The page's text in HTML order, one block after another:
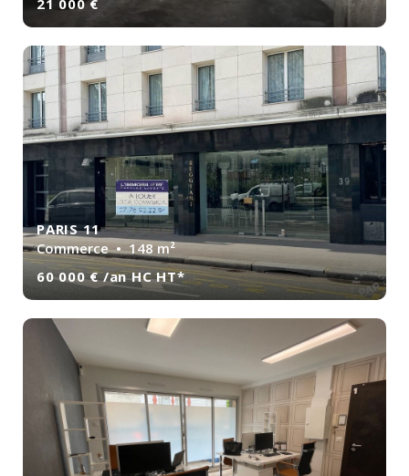
21 000 €
PARIS 11
Commerce• 148 m²
60 000 € /an HC HT*